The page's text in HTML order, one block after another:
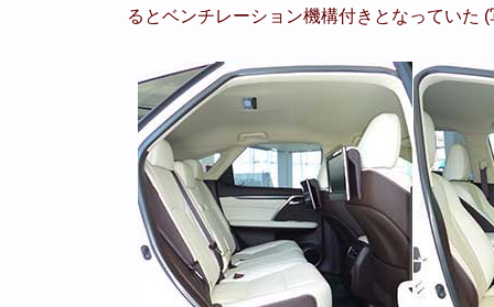
るとベンチレーション機構付きとなっていた (